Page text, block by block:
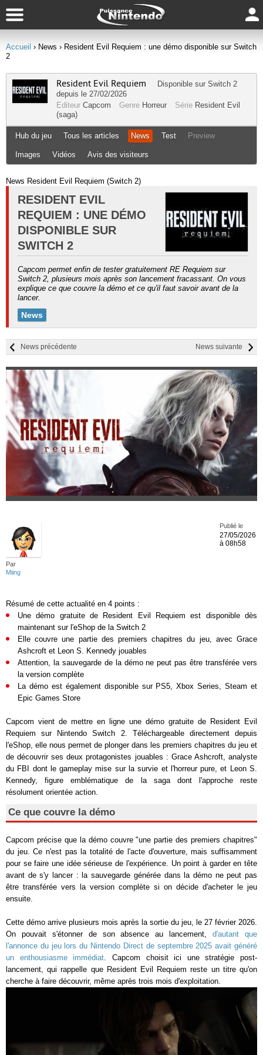
Accueil › News › Resident Evil Requiem : une démo disponible sur Switch
2
Resident Evil Requiem Disponible sur Switch 2
depuis le 27/02/2026
Editeur Capcom Genre Horreur Série Resident Evil
(saga)
Hub du jeu Tous les articles News Test Preview
Images Vidéos Avis des visiteurs
News Resident Evil Requiem (Switch 2)
RESIDENT EVIL
REQUIEM : UNE DÉMO
DISPONIBLE SUR
SWITCH 2
Capcom permet enfin de tester gratuitement RE Requiem sur
Switch 2, plusieurs mois après son lancement fracassant. On vous
explique ce que couvre la démo et ce qu'il faut savoir avant de la
lancer.
News
News suivante
News précédente
Par
Miing
Publié le
27/05/2026
à 08h58
Résumé de cette actualité en 4 points :
Une démo gratuite de Resident Evil Requiem est disponible dès
maintenant sur l'eShop de la Switch 2
Elle couvre une partie des premiers chapitres du jeu, avec Grace
Ashcroft et Leon S. Kennedy jouables
Attention, la sauvegarde de la démo ne peut pas être transférée vers
la version complète
La démo est également disponible sur PS5, Xbox Series, Steam et
Epic Games Store
Capcom vient de mettre en ligne une démo gratuite de Resident Evil
Requiem sur Nintendo Switch 2. Téléchargeable directement depuis
l'eShop, elle nous permet de plonger dans les premiers chapitres du jeu et
de découvrir ses deux protagonistes jouables : Grace Ashcroft, analyste
du FBI dont le gameplay mise sur la survie et l'horreur pure, et Leon S.
Kennedy, figure emblématique de la saga dont l'approche reste
résolument orientée action.
Ce que couvre la démo
Capcom précise que la démo couvre "une partie des premiers chapitres"
du jeu. Ce n'est pas la totalité de l'acte d'ouverture, mais suffisamment
pour se faire une idée sérieuse de l'expérience. Un point à garder en tête
avant de s'y lancer : la sauvegarde générée dans la démo ne peut pas
être transférée vers la version complète si on décide d'acheter le jeu
ensuite.
Cette démo arrive plusieurs mois après la sortie du jeu, le 27 février 2026.
On pouvait s'étonner de son absence au lancement,d'autant que
l'annonce du jeu lors du Nintendo Direct de septembre 2025 avait généré
un enthousiasme immédiat. Capcom choisit ici une stratégie post-
lancement, qui rappelle que Resident Evil Requiem reste un titre qu'on
cherche à faire découvrir, même après trois mois d'exploitation.